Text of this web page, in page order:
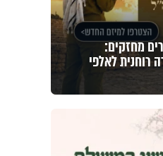
מחזקים:
רוחנית לאלפי